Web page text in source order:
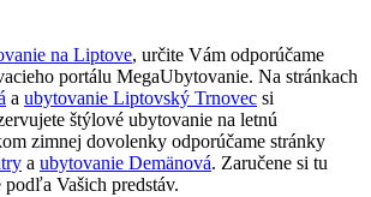
na Liptove, určite Vám odporúčame
portálu MegaUbytovanie. Na stránkach
a ubytovanie Liptovský Trnovec si
štýlové ubytovanie na letnú
zimnej dovolenky odporúčame stránky
a ubytovanie Demänová. Zaručene si tu
Vašich predstáv.